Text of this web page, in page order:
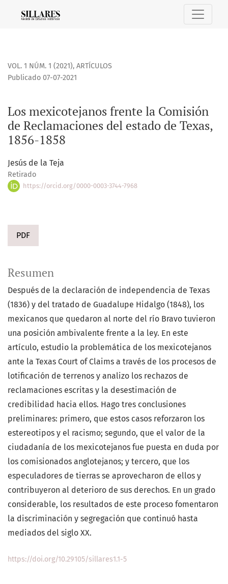
Los mexicotejanos frente la Comisión de Reclamaciones
VOL. 1 NÚM. 1 (2021), ARTÍCULOS
Los mexicotejanos frente la Comisión
de Reclamaciones del estado de Texas,
1856-1858
Publicado 07-07-2021
Jesús de la Teja
Retirado
https://orcid.org/0000-0003-3744-7968
PDF
Resumen
Después de la declaración de independencia de Texas
(1836) y del tratado de Guadalupe Hidalgo (1848), los
mexicanos que quedaron al norte del río Bravo tuvieron
una posición ambivalente frente a la ley. En este
artículo, estudio la problemática de los mexicotejanos
ante la Texas Court of Claims a través de los procesos de
lotificación de terrenos y analizo los rechazos de
reclamaciones escritas y la desestimación de
credibilidad hacia ellos. Hago tres conclusiones
preliminares: primero, que estos casos reforzaron los
estereotipos y el racismo; segundo, que el valor de la
ciudadanía de los mexicotejanos fue puesta en duda por
los comisionados anglotejanos; y tercero, que los
especuladores de tierras se aprovecharon de ellos y
contribuyeron al deterioro de sus derechos. En un grado
considerable, los resultados de este proceso fomentaron
la discriminación y segregación que continuó hasta
mediados del siglo XX.
https://doi.org/10.29105/sillares1.1-5